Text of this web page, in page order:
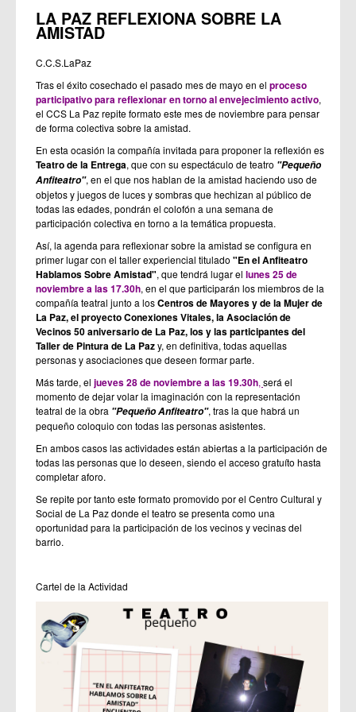
LA PAZ REFLEXIONA SOBRE LA
AMISTAD
C.C.S.LaPaz
Tras el éxito cosechado el pasado mes de mayo en el proceso
participativo para reflexionar en torno al envejecimiento activo,
el CCS La Paz repite formato este mes de noviembre para pensar
de forma colectiva sobre la amistad.
En esta ocasión la compañía invitada para proponer la reflexión es
Teatro de la Entrega, que con su espectáculo de teatro "Pequeño
Anfiteatro", en el que nos hablan de la amistad haciendo uso de
objetos y juegos de luces y sombras que hechizan al público de
todas las edades, pondrán el colofón a una semana de
participación colectiva en torno a la temática propuesta.
Así, la agenda para reflexionar sobre la amistad se configura en
primer lugar con el taller experiencial titulado "En el Anfiteatro
Hablamos Sobre Amistad", que tendrá lugar el lunes 25 de
noviembre a las 17.30h, en el que participarán los miembros de la
compañía teatral junto a losCentros de Mayores y de la Mujer de
La Paz, el proyecto Conexiones Vitales, la Asociación de
Vecinos 50 aniversario de La Paz, los y las participantes del
Taller de Pintura de La Pazy, en definitiva, todas aquellas
personas y asociaciones que deseen formar parte.
Más tarde, el jueves 28 de noviembre a las 19.30h, será el
momento de dejar volar la imaginación con la representación
teatral de la obra "Pequeño Anfiteatro", tras la que habrá un
pequeño coloquio con todas las personas asistentes.
En ambos casos las actividades están abiertas a la participación de
todas las personas que lo deseen, siendo el acceso gratuíto hasta
completar aforo.
Se repite por tanto este formato promovido por el Centro Cultural y
Social de La Paz donde el teatro se presenta como una
oportunidad para la participación de los vecinos y vecinas del
barrio.
Cartel de la Actividad